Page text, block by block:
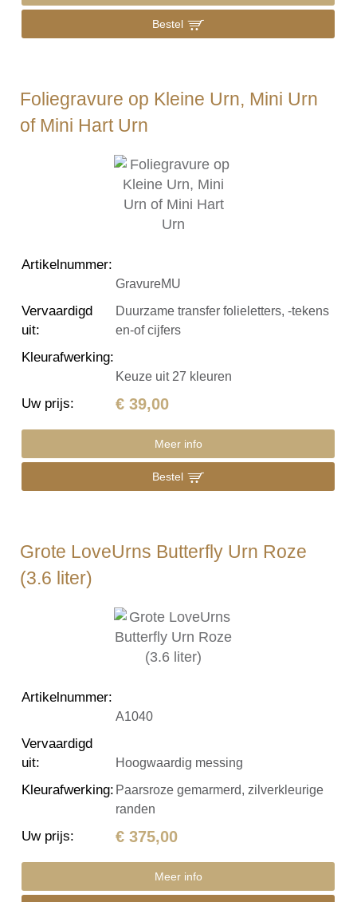
Bestel
Foliegravure op Kleine Urn, Mini Urn
of Mini Hart Urn
Artikelnummer:
GravureMU
Vervaardigd
uit:
Duurzame transfer folieletters, -tekens
en-of cijfers
Kleurafwerking:
Keuze uit 27 kleuren
Uw prijs: € 39,00
Meer info
Bestel
Grote LoveUrns Butterfly Urn Roze
(3.6 liter)
Artikelnummer:
A1040
Vervaardigd
uit: Hoogwaardig messing
Kleurafwerking: Paarsroze gemarmerd, zilverkleurige
randen
Uw prijs: € 375,00
Meer info